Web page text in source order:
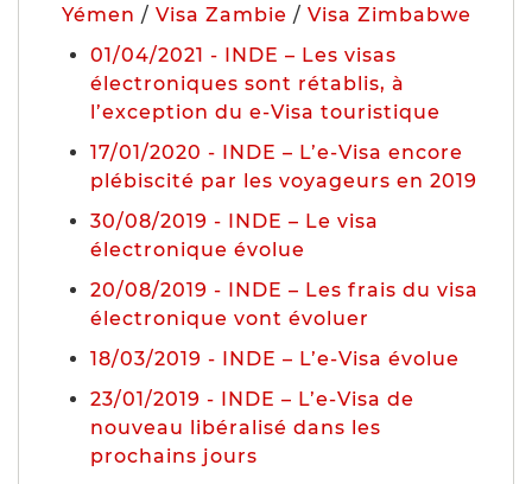
Yémen / Visa Zambie / Visa Zimbabwe
01/04/2021 - INDE – Les visas
électroniques sont rétablis, à
l’exception du e-Visa touristique
17/01/2020 - INDE – L’e-Visa encore
plébiscité par les voyageurs en 2019
30/08/2019 - INDE – Le visa
électronique évolue
20/08/2019 - INDE – Les frais du visa
électronique vont évoluer
18/03/2019 - INDE – L’e-Visa évolue
23/01/2019 - INDE – L’e-Visa de
nouveau libéralisé dans les
prochains jours